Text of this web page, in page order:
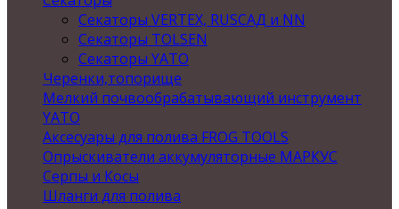
Секаторы VERTEX, RUSСАД и NN
Секаторы TOLSEN
Секаторы YATO
Черенки,топорище
Мелкий почвообрабатывающий инструмент
YATO
Аксесуары для полива FROG TOOLS
Опрыскиватели аккумуляторные МАРКУС
Серпы и Косы
Шланги для полива